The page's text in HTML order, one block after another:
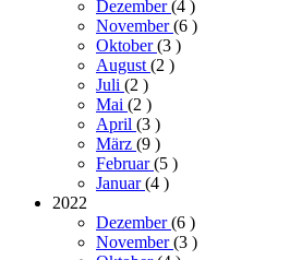
Dezember(4 )
November(6 )
Oktober(3 )
August (2 )
Juli (2 )
Mai (2 )
April (3 )
März (9 )
Februar(5 )
Januar(4 )
2022
Dezember(6 )
November(3 )